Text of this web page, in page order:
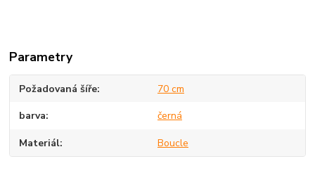
Parametry
Požadovaná šíře 70 cm
barva černá
Materiál Boucle